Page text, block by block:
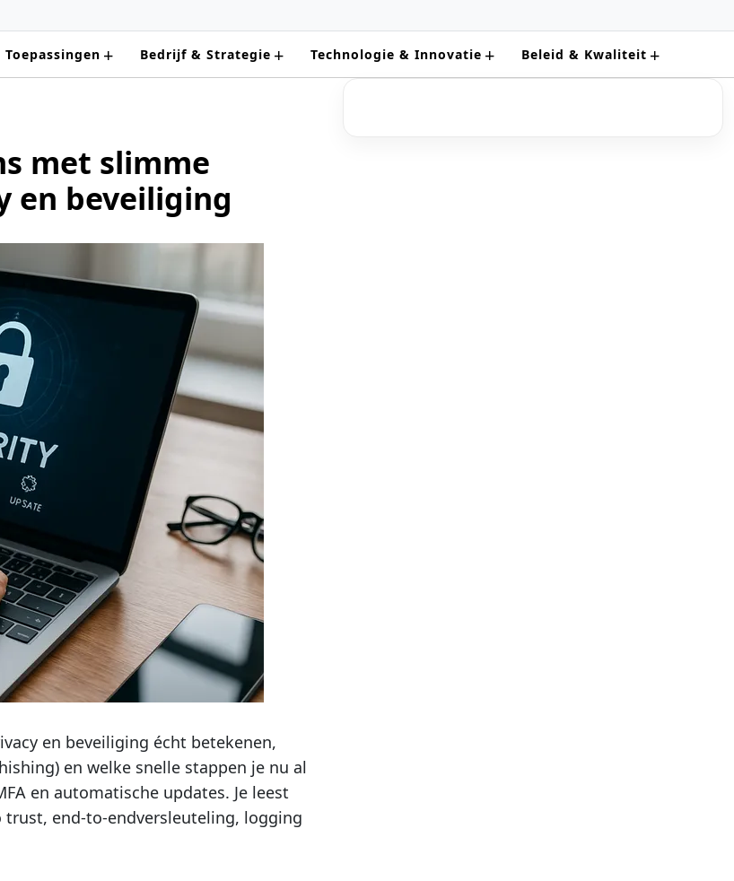
Toepassingen + Bedrijf & Strategie + Technologie & Innovatie + Beleid & Kwaliteit +
met slimme
en beveiliging
en beveiliging écht betekenen,
en welke snelle stappen je nu al
en automatische updates. Je leest
trust, end-to-endversleuteling, logging